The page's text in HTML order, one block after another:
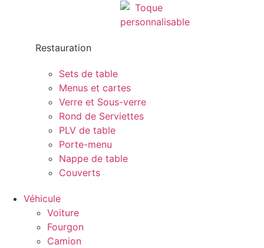
Restauration
Sets de table
Menus et cartes
Verre et Sous-verre
Rond de Serviettes
PLV de table
Porte-menu
Nappe de table
Couverts
Véhicule
Voiture
Fourgon
Camion